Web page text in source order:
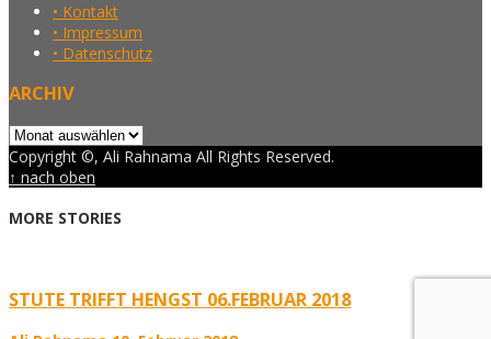
• Kontakt
• Impressum
• Datenschutz
ARCHIV
Archiv
Copyright ©, Ali Rahnama All Rights Reserved.
↑ nach oben
MORE STORIES
STUTE TRIFFT HENGST 06.FEBRUAR 2018